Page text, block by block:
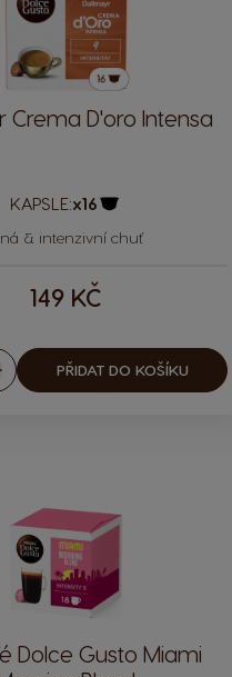
Crema D'oro Intensa
KAPSLE:x16
& intenzivní chuť
149 KČ
PŘIDAT DO KOŠÍKU
Dolce Gusto Miami